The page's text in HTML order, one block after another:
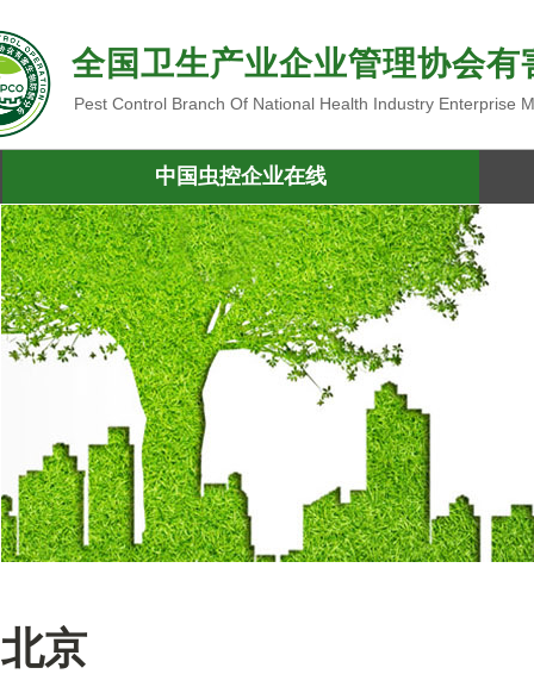
全国卫生产业企业管理协会有
Pest Control Branch Of National Health Industry Enterprise
中国虫控企业在线
北京